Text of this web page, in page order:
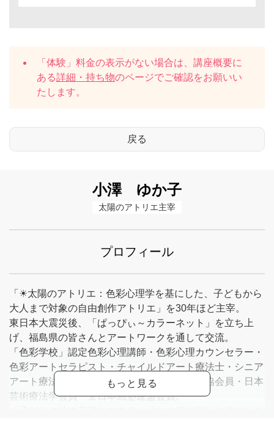
「体験」料金の表示がない場合は、講座概要に
ある詳細・持ち物のページでご確認をお願いい
たします。
小澤 ゆか子
太陽のアトリエ主宰
プロフィール
「☀太陽のアトリエ：色彩心理学を基にした、子どもから
大人まで対象の自由創作アトリエ」を30年ほど主宰。
東日本大震災後、「ぱっぴぃ～カラーネット」を立ち上
げ、福島県の皆さんとアートワークを通して交流。
「色彩学校」認定色彩心理講師・色彩心理カウンセラー・
色彩アートセラピスト・チャイルドアート療法士・シニア
アート療法士・国際アートセラピー色彩心理協会員・日本
芸術療法学会員・全日本画塾連盟会員。